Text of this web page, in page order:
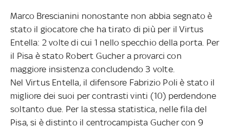
Marco Brescianini nonostante non abbia segnato è
stato il giocatore che ha tirato di più per il Virtus
Entella: 2 volte di cui 1 nello specchio della porta. Per
il Pisa è stato Robert Gucher a provarci con
maggiore insistenza concludendo 3 volte.
Nel Virtus Entella, il difensore Fabrizio Poli è stato il
migliore dei suoi per contrasti vinti (10) perdendone
soltanto due. Per la stessa statistica, nelle fila del
Pisa, si è distinto il centrocampista Gucher con 9